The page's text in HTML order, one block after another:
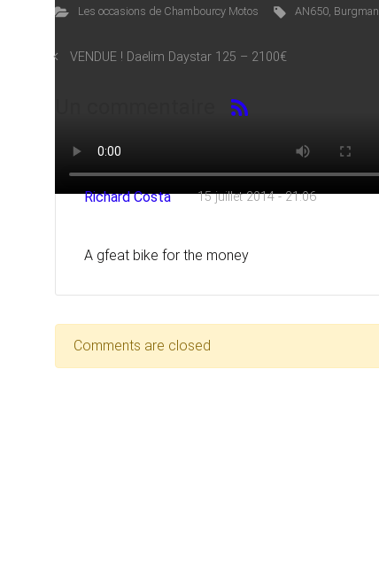
Les occasions de Chambourcy Motos AN650, Burgman
VENDUE ! Daelim Daystar 125 – 2100€
Richard Costa 15 juillet 2014 - 21:06
A gfeat bike for the money
Comments are closed